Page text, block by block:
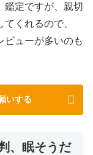
鑑定ですが、親切
くれるので、
ビューが多いのも
いする
、眠そうだ